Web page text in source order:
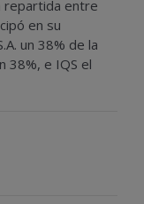
repartida entre
en su
un 38% de la
38%, e IQS el